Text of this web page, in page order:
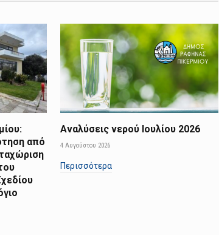
από
Αναλύσεις νερού Ιουλίου 2026
4 Αυγούστου 2026
Περισσότερα